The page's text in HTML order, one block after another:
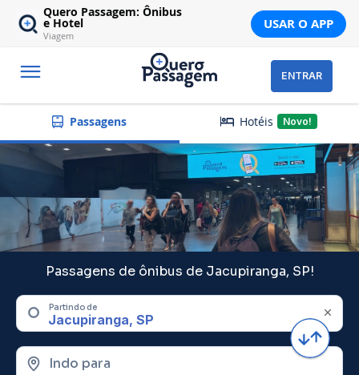
Quero Passagem: Ônibus
e Hotel
Viagem
USAR O APP
ENTRAR
Passagens Hotéis Novo!
Passagens de ônibus de Jacupiranga, SP!
Partindo de
Indo para